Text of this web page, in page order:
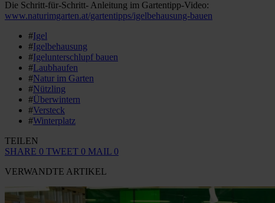
Die Schritt-für-Schritt- Anleitung im Gartentipp-Video:
www.naturimgarten.at/gartentipps/igelbehausung-bauen
#Igel
#Igelbehausung
#Igelunterschlupf bauen
#Laubhaufen
#Natur im Garten
#Nützling
#Überwintern
#Versteck
#Winterplatz
TEILEN
SHARE 0 TWEET 0 MAIL 0
VERWANDTE ARTIKEL